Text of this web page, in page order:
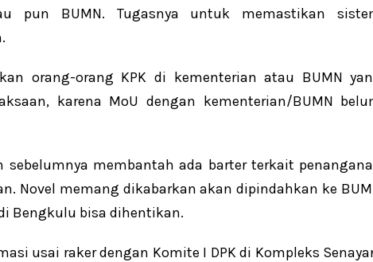
pun BUMN. Tugasnya untuk memastikan
orang-orang KPK di kementerian atau BUMN
karena MoU dengan kementerian/BUMN
membantah ada barter terkait
Novel memang dikabarkan akan dipindahkan ke
Bengkulu bisa dihentikan.
usai raker dengan Komite I DPK di Kompleks